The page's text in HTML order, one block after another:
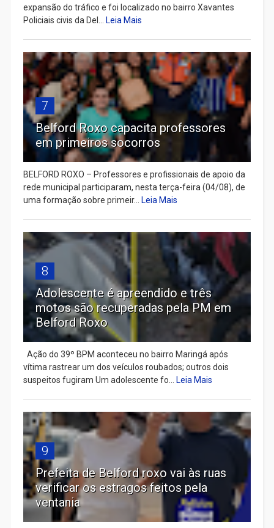
expansão do tráfico e foi localizado no bairro Xavantes
Policiais civis da Del...
Leia Mais
7
Belford Roxo capacita professores
em primeiros socorros
BELFORD ROXO – Professores e profissionais de apoio da
rede municipal participaram, nesta terça-feira (04/08), de
uma formação sobre primeir...
Leia Mais
8
Adolescente é apreendido e três
motos são recuperadas pela PM em
Belford Roxo
Ação do 39º BPM aconteceu no bairro Maringá após
vítima rastrear um dos veículos roubados; outros dois
suspeitos fugiram Um adolescente fo...
Leia Mais
9
Prefeita de Belford roxo vai às ruas
verificar os estragos feitos pela
ventania